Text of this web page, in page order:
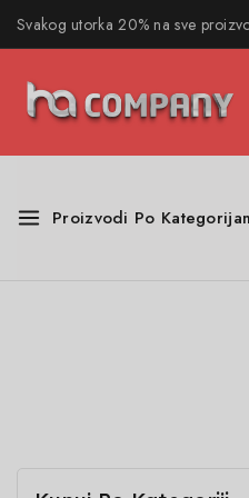
Svakog utorka 20% na sve
Proizvodi Po